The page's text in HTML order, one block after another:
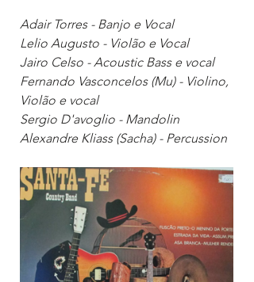
Adair Torres - Banjo e Vocal
Lelio Augusto - Violão e Vocal
Jairo Celso - Acoustic Bass e vocal
Fernando Vasconcelos (Mu) - Violino,
Violão e vocal
Sergio D'avoglio - Mandolin
Alexandre Kliass (Sacha) - Percussion